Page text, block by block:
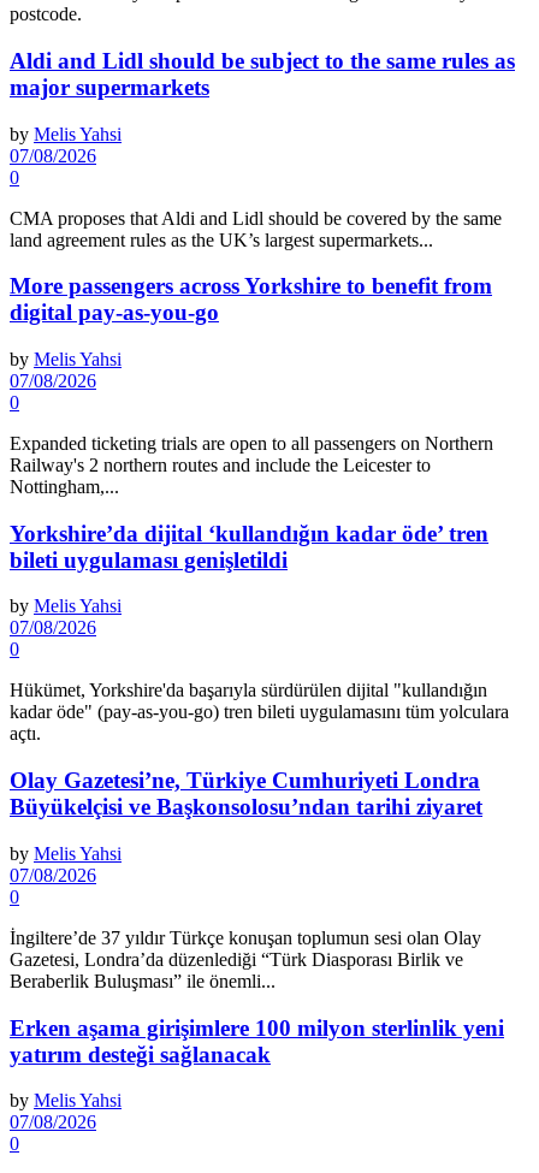
postcode.
Aldi and Lidl should be subject to the same rules as
major supermarkets
by Melis Yahsi
07/08/2026
0
CMA proposes that Aldi and Lidl should be covered by the same
land agreement rules as the UK’s largest supermarkets...
More passengers across Yorkshire to benefit from
digital pay-as-you-go
by Melis Yahsi
07/08/2026
0
Expanded ticketing trials are open to all passengers on Northern
Railway's 2 northern routes and include the Leicester to
Nottingham,...
Yorkshire’da dijital ‘kullandığın kadar öde’ tren
bileti uygulaması genişletildi
by Melis Yahsi
07/08/2026
0
Hükümet, Yorkshire'da başarıyla sürdürülen dijital "kullandığın
kadar öde" (pay-as-you-go) tren bileti uygulamasını tüm yolculara
açtı.
Olay Gazetesi’ne, Türkiye Cumhuriyeti Londra
Büyükelçisi ve Başkonsolosu’ndan tarihi ziyaret
by Melis Yahsi
07/08/2026
0
İngiltere’de 37 yıldır Türkçe konuşan toplumun sesi olan Olay
Gazetesi, Londra’da düzenlediği “Türk Diasporası Birlik ve
Beraberlik Buluşması” ile önemli...
Erken aşama girişimlere 100 milyon sterlinlik yeni
yatırım desteği sağlanacak
by Melis Yahsi
07/08/2026
0